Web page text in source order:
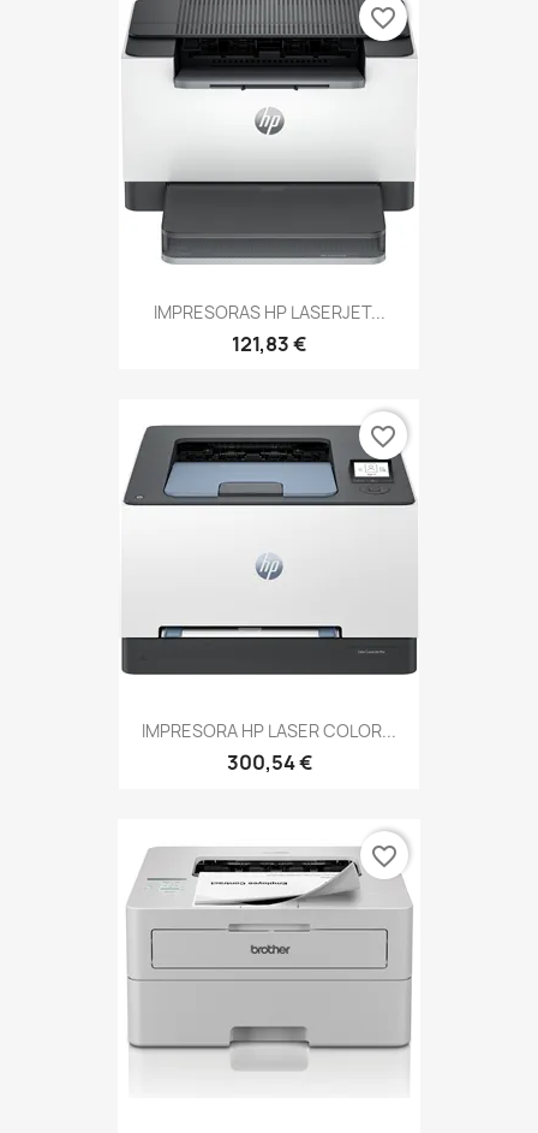
IMPRESORAS HP LASERJET...
121,83 €
favorite_border
IMPRESORA HP LASER COLOR...
300,54 €
favorite_border
favorite_border